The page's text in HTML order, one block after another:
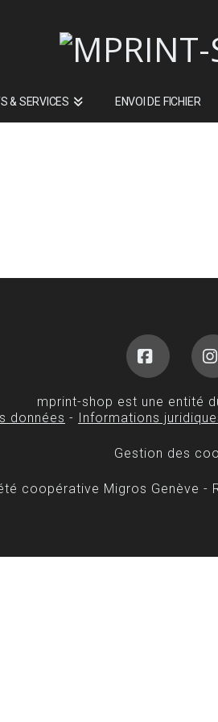
& SERVICES ENVOI DE FICHIER
Facebook
mprint-shop est une entité
données - Informations
Gestion des
coopérative Migros Genève -